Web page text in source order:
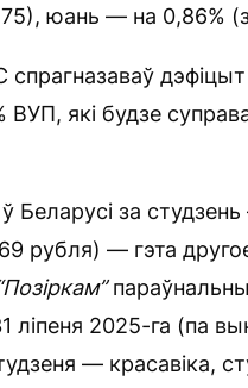
юань — на 0,86%
ВУП, які будзе
за студзень
рубля) — гэта
параўнальны
ліпеня 2025-га (па
— красавіка,